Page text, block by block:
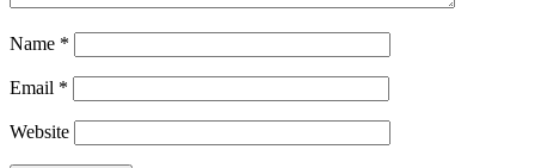
Name *
Email *
Website